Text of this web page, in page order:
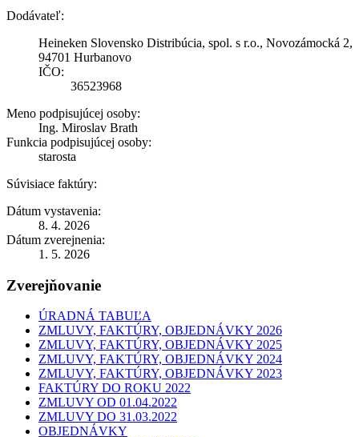
Dodávateľ:
Heineken Slovensko Distribúcia, spol. s r.o., Novozámocká 2,
94701 Hurbanovo
IČO:
36523968
Meno podpisujúcej osoby:
Ing. Miroslav Brath
Funkcia podpisujúcej osoby:
starosta
Súvisiace faktúry:
Dátum vystavenia:
8. 4. 2026
Dátum zverejnenia:
1. 5. 2026
Zverejňovanie
ÚRADNÁ TABUĽA
ZMLUVY, FAKTÚRY, OBJEDNÁVKY 2026
ZMLUVY, FAKTÚRY, OBJEDNÁVKY 2025
ZMLUVY, FAKTÚRY, OBJEDNÁVKY 2024
ZMLUVY, FAKTÚRY, OBJEDNÁVKY 2023
FAKTÚRY DO ROKU 2022
ZMLUVY OD 01.04.2022
ZMLUVY DO 31.03.2022
OBJEDNÁVKY